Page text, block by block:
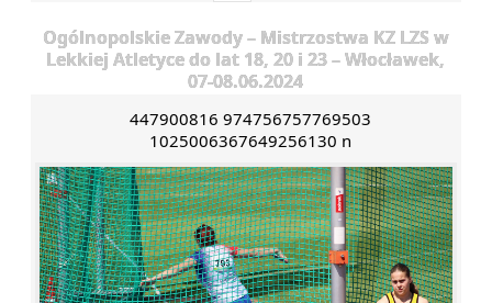
Ogólnopolskie Zawody – Mistrzostwa KZ LZS w
Lekkiej Atletyce do lat 18, 20 i 23 – Włocławek,
07-08.06.2024
447900816 974756757769503
1025006367649256130 n